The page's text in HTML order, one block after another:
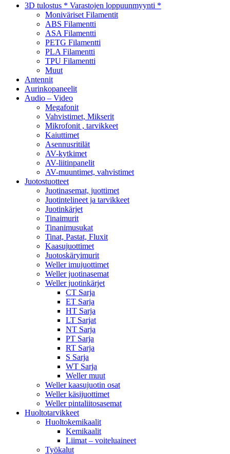
3D tulostus * Varastojen loppuunmyynti *
Moniväriset Filamentit
ABS Filamentti
ASA Filamentti
PETG Filamentti
PLA Filamentti
TPU Filamentti
Muut
Antennit
Aurinkopaneelit
Audio – Video
Megafonit
Vahvistimet, Mikserit
Mikrofonit , tarvikkeet
Kaiuttimet
Asennusritilät
AV-kytkimet
AV-liitinpanelit
AV-muuntimet, vahvistimet
Juotostuotteet
Juotinasemat, juottimet
Juotintelineet ja tarvikkeet
Juotinkärjet
Tinaimurit
Tinanimusukat
Tinat, Pastat, Fluxit
Kaasujuottimet
Juotoskäryimurit
Weller imujuottimet
Weller juotinasemat
Weller juotinkärjet
CT Sarja
ET Sarja
HT Sarja
LT Sarjat
NT Sarja
PT Sarja
RT Sarja
S Sarja
WT Sarja
Weller muut
Weller kaasujuotin osat
Weller käsijuottimet
Weller pintaliitosasemat
Huoltotarvikkeet
Huoltokemikaalit
Kemikaalit
Liimat – voiteluaineet
Työkalut